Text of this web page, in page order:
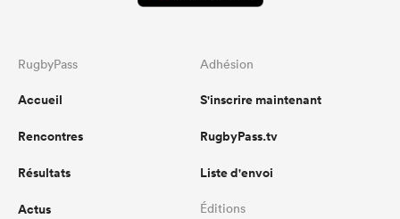
RugbyPass
Accueil
Rencontres
Résultats
Actus
Adhésion
S'inscrire maintenant
RugbyPass.tv
Liste d'envoi
Éditions